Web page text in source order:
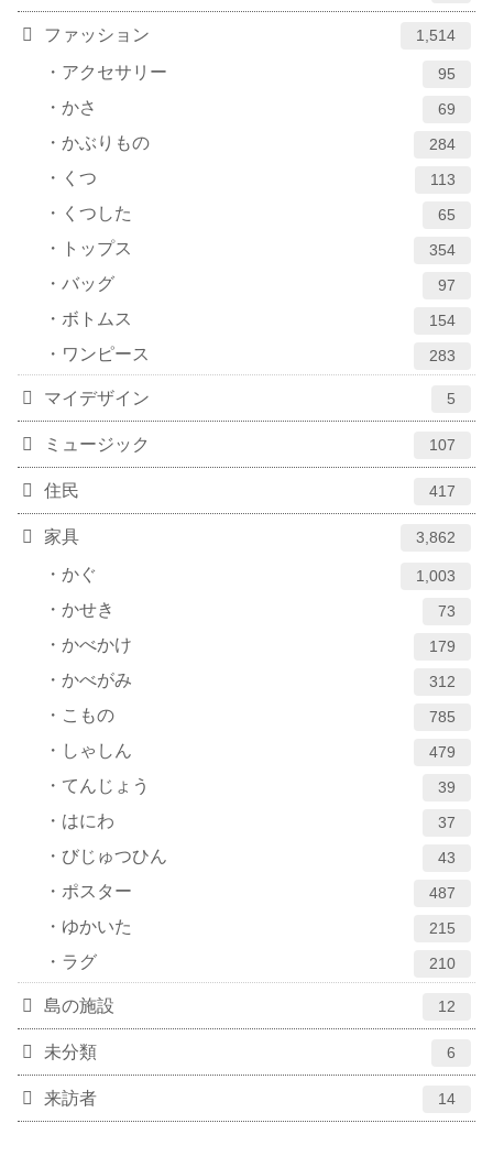
ファッション 1,514
アクセサリー 95
かさ 69
かぶりもの 284
くつ 113
くつした 65
トップス 354
バッグ 97
ボトムス 154
ワンピース 283
マイデザイン 5
ミュージック 107
住民 417
家具 3,862
かぐ 1,003
かせき 73
かべかけ 179
かべがみ 312
こもの 785
しゃしん 479
てんじょう 39
はにわ 37
びじゅつひん 43
ポスター 487
ゆかいた 215
ラグ 210
島の施設 12
未分類 6
来訪者 14